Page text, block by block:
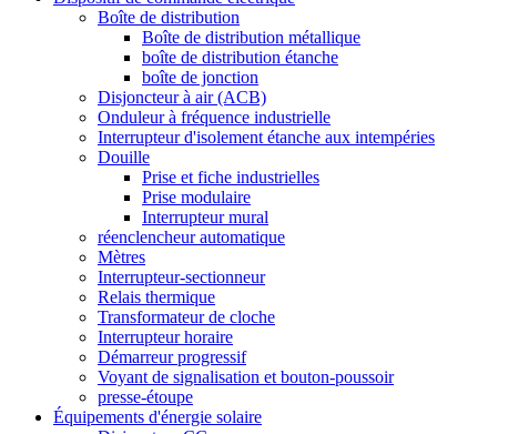
Boîte de distribution
Boîte de distribution métallique
boîte de distribution étanche
boîte de jonction
Disjoncteur à air (ACB)
Onduleur à fréquence industrielle
Interrupteur d'isolement étanche aux intempéries
Douille
Prise et fiche industrielles
Prise modulaire
Interrupteur mural
réenclencheur automatique
Mètres
Interrupteur-sectionneur
Relais thermique
Transformateur de cloche
Interrupteur horaire
Démarreur progressif
Voyant de signalisation et bouton-poussoir
presse-étoupe
Équipements d'énergie solaire